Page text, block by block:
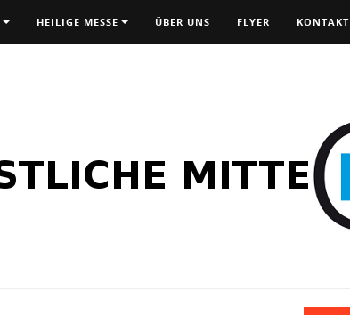
HEILIGE MESSE ÜBER UNS FLYER KONTAKT